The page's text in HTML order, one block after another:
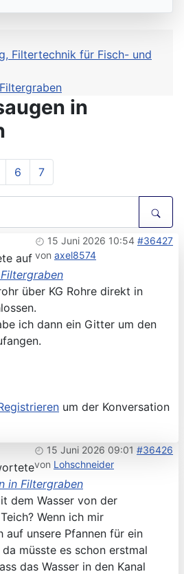
Filtertechnik für Fisch- und
in
6 7
15 Juni 2026 10:54 #36427
von axel8574
auf
über KG Rohre direkt in
ich dann ein Gitter um den
um der Konversation
15 Juni 2026 09:01 #36426
von Lohschneider
in Filtergraben
dem Wasser von der
Wenn ich mir
auf unsere Pfannen für ein
müsste es schon erstmal
das Wasser in den Kanal